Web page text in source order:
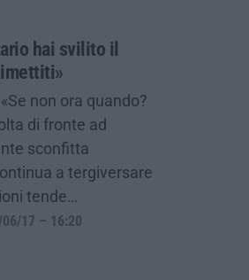
hai svilito il
non ora quando?
di fronte ad
sconfitta
a tergiversare
tende…
17 – 16:20